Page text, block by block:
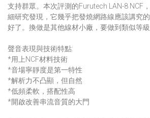
支持群眾。本次評測的Furutech LAN-8 NCF
細研究發現，它幾乎把發燒網路線應該講究
好了。換做是其他線材小廠，要做到類似等
聲音表現與技術特點:
*用上NCF材料技術
*音場寧靜度是第一特性
*解析力不凸顯，但自然
*低頻柔軟，搭配性高
*開啟改善串流音質的大門